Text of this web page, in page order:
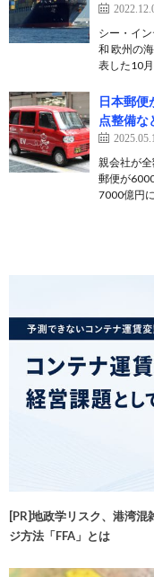
シー・イ
和 欧州の
表した10
日本郵便
点整備な
親会社が
郵便が
7000億円
[PR]地政学リスク、港湾
ジ方法「FFA」とは